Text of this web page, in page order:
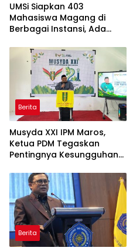
UMSi Siapkan 403
Mahasiswa Magang di
Berbagai Instansi, Ada
Taiwan
Berita
Musyda XXI IPM Maros,
Ketua PDM Tegaskan
Pentingnya Kesungguhan
Berita